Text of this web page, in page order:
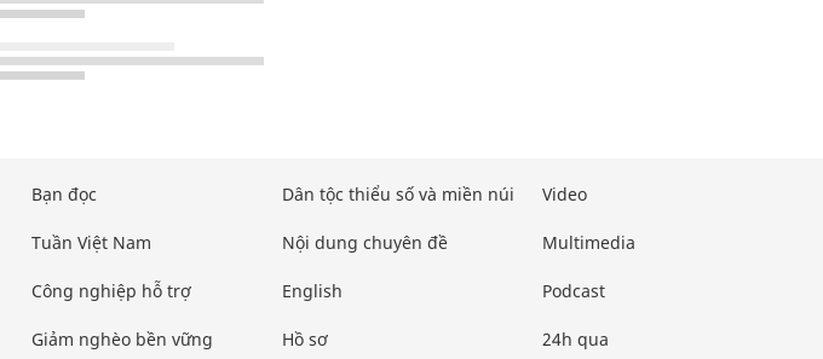
Bạn đọc
Tuần Việt Nam
Công nghiệp hỗ trợ
Giảm nghèo bền vững
Dân tộc thiểu số và miền núi
Nội dung chuyên đề
English
Hồ sơ
Video
Multimedia
Podcast
24h qua